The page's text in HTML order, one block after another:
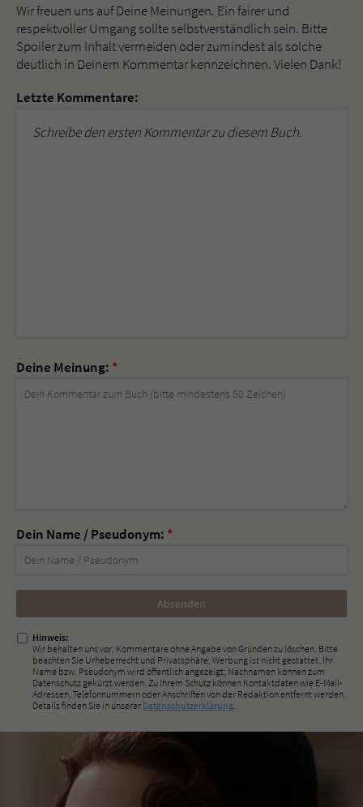
Wir freuen uns auf Deine Meinungen. Ein fairer und
respektvoller Umgang sollte selbstverständlich sein. Bitte
Spoiler zum Inhalt vermeiden oder zumindest als solche
deutlich in Deinem Kommentar kennzeichnen. Vielen Dank!
Letzte Kommentare:
Schreibe den ersten Kommentar zu diesem Buch.
Deine Meinung: *
Dein Name / Pseudonym: *
Nicht
ausfüllen!
Hinweis:
Wir behalten uns vor, Kommentare ohne Angabe von Gründen zu löschen. Bitte
beachten Sie Urheberrecht und Privatsphäre; Werbung ist nicht gestattet. Ihr
Name bzw. Pseudonym wird öffentlich angezeigt; Nachnamen können zum
Datenschutz gekürzt werden. Zu Ihrem Schutz können Kontaktdaten wie E-Mail-
Adressen, Telefonnummern oder Anschriften von der Redaktion entfernt werden.
Details finden Sie in unserer Datenschutzerklärung